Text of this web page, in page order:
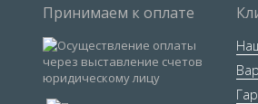
Принимаем к оплате